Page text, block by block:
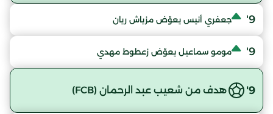
9' جعفري أنيس يعوّض مزياش ريان
9' مومو سماعيل يعوّض زعطوط مهدي
9' هدف من شعيب عبد الرحمان (FCB)